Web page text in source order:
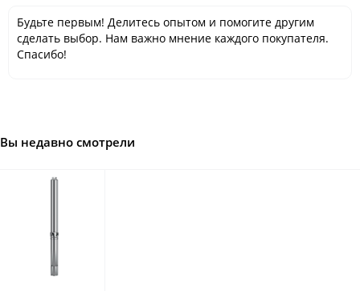
Будьте первым! Делитесь опытом и помогите другим
сделать выбор. Нам важно мнение каждого покупателя.
Спасибо!
Вы недавно смотрели